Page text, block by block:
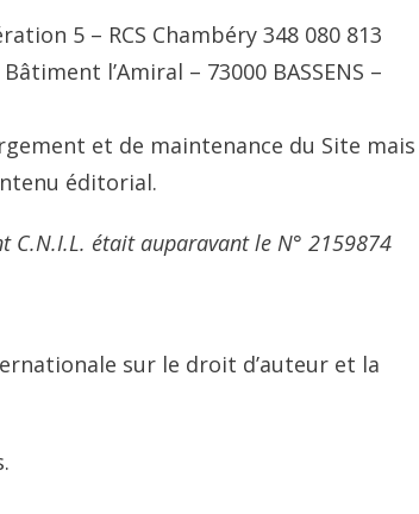
5 – RCS Chambéry 348 080 813
l’Amiral – 73000 BASSENS –
et de maintenance du Site mais
éditorial.
C.N.I.L. était auparavant le N° 2159874
sur le droit d’auteur et la